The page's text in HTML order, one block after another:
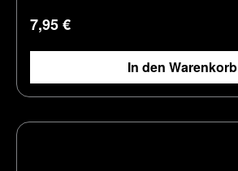
Regulärer Preis:
7,95 €
In den Warenkorb